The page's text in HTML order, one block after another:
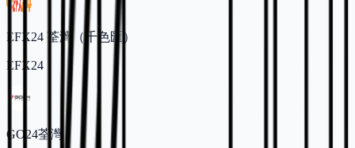
EFX24 荃灣（千色匯）
EFX24
GO24荃灣